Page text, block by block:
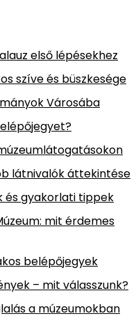
első lépésekhez
szíve és büszkesége
Városába
látnivalók áttekintése
és gyakorlati tippek
mit érdemes
belépőjegyek
– mit válasszunk?
a múzeumokban